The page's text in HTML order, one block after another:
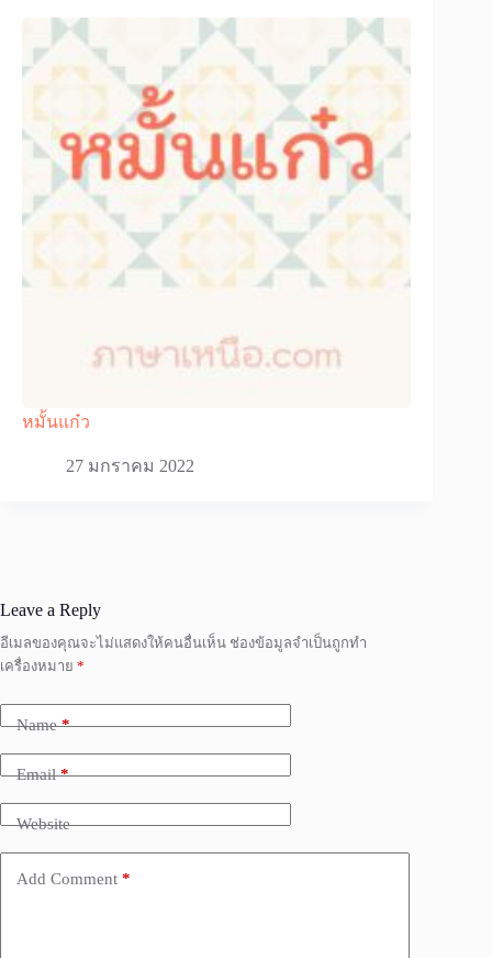
หมั้นแก๋ว
27 มกราคม 2022
Leave a Reply
อีเมลของคุณจะไม่แสดงให้คนอื่นเห็น ช่องข้อมูลจำเป็นถูกทำ
เครื่องหมาย *
Name*
Email*
Website
Add Comment *